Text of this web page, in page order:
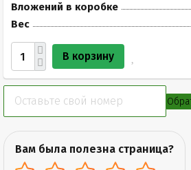
Вложений в коробке
Вес
В корзину
Вам была полезна страница?